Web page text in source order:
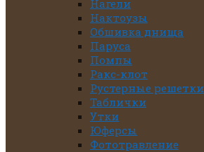
Нагели
Нактоузы
Обшивка днища
Паруса
Помпы
Ракс-клот
Рустерные решетки
Таблички
Утки
Юферсы
Фототравление